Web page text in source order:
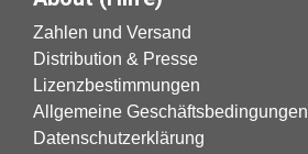
Zahlen und Versand
Distribution & Presse
Lizenzbestimmungen
Allgemeine Geschäftsbedingungen
Datenschutzerklärung